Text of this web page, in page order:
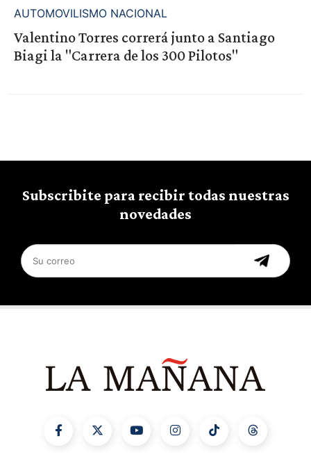
AUTOMOVILISMO NACIONAL
Valentino Torres correrá junto a Santiago
Biagi la "Carrera de los 300 Pilotos"
Subscribite para recibir todas nuestras
novedades